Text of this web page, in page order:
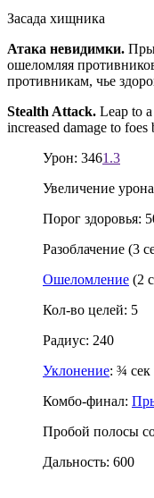
Засада хищника
Атака невидимки.
ошеломляя
противникам, чье
Stealth Attack. Leap to
increased damage to
Урон: 3461.3
Увеличение
Порог здоровья:
Разоблачение (3
Ошеломление (2
Кол-во целей: 5
Радиус: 240
Уклонение: ¾ сек
Комбо-финал:
Пробой полосы
Дальность: 600